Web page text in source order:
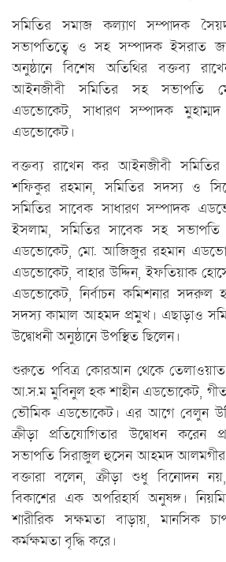
সমিতির সমাজ কল্যাণ সম্পাদক
সভাপতিত্বে ও সহ সম্পাদক ইসরাত
অনুষ্ঠানে বিশেষ অতিথির বক্তব্য
আইনজীবী সমিতির সহ সভাপতি
এডভোকেট, সাধারণ সম্পাদক
এডভোকেট।
বক্তব্য রাখেন কর আইনজীবী
শফিকুর রহমান, সমিতির সদস্য ও
সমিতির সাবেক সাধারণ সম্পাদক
ইসলাম, সমিতির সাবেক সহ
এডভোকেট, মো. আজিজুর রহমান
এডভোকেট, বাহার উদ্দিন, ইফতিয়াক
এডভোকেট, নির্বাচন কমিশনার সদরুল
সদস্য কামাল আহমদ প্রমুখ। এছাড়াও
উদ্বোধনী অনুষ্ঠানে উপস্থিত ছিলেন।
শুরুতে পবিত্র কোরআন থেকে
আ.স.ম মুবিনুল হক শাহীন এডভোকেট,
ভৌমিক এডভোকেট। এর আগে বেলুন
ক্রীড়া প্রতিযোগিতার উদ্বোধন করেন
সভাপতি সিরাজুল হুসেন আহমদ আলমগীর
বক্তারা বলেন, ক্রীড়া শুধু বিনোদন
বিকাশের এক অপরিহার্য অনুষঙ্গ।
শারীরিক সক্ষমতা বাড়ায়, মানসিক
কর্মক্ষমতা বৃদ্ধি করে।